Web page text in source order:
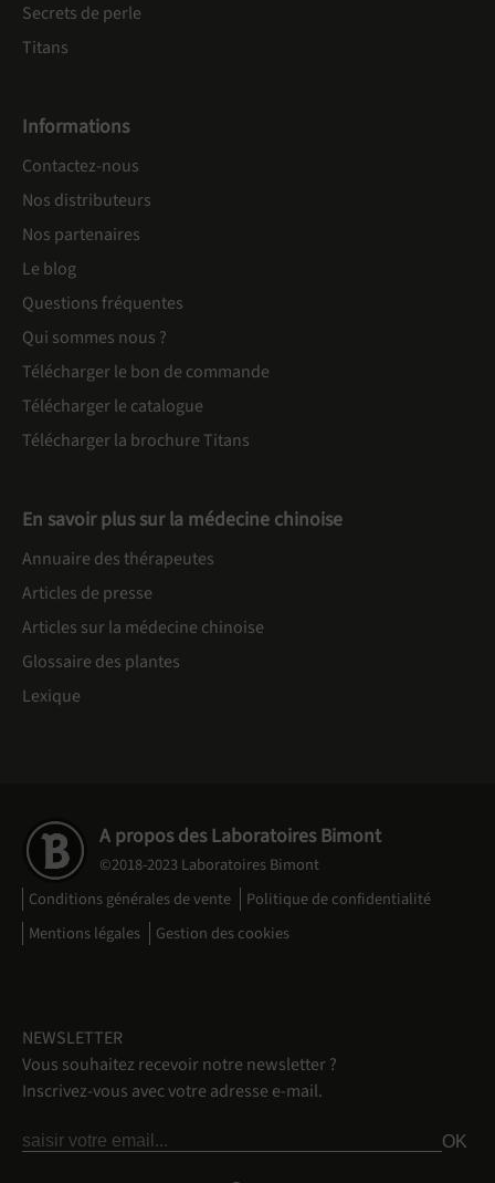
Secrets de perle
Titans
Informations
Contactez-nous
Nos distributeurs
Nos partenaires
Le blog
Questions fréquentes
Qui sommes nous ?
Télécharger le bon de commande
Télécharger le catalogue
Télécharger la brochure Titans
En savoir plus sur la médecine chinoise
Annuaire des thérapeutes
Articles de presse
Articles sur la médecine chinoise
Glossaire des plantes
Lexique
A propos des Laboratoires Bimont
©2018-2023 Laboratoires Bimont
Conditions générales de vente
Politique de confidentialité
Mentions légales
Gestion des cookies
NEWSLETTER
Vous souhaitez recevoir notre newsletter ?
Inscrivez-vous avec votre adresse e-mail.